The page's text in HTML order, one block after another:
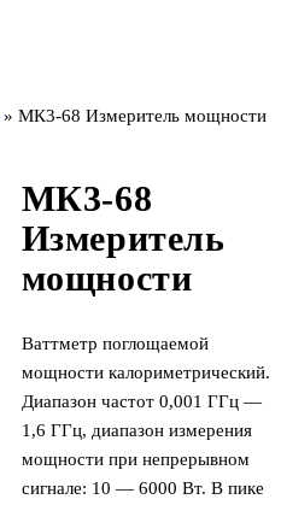
» МК3-68 Измеритель мощности
МК3-68
Измеритель
мощности
Ваттметр поглощаемой
мощности калориметрический.
Диапазон частот 0,001 ГГц —
1,6 ГГц, диапазон измерения
мощности при непрерывном
сигнале: 10 — 6000 Вт. В пике